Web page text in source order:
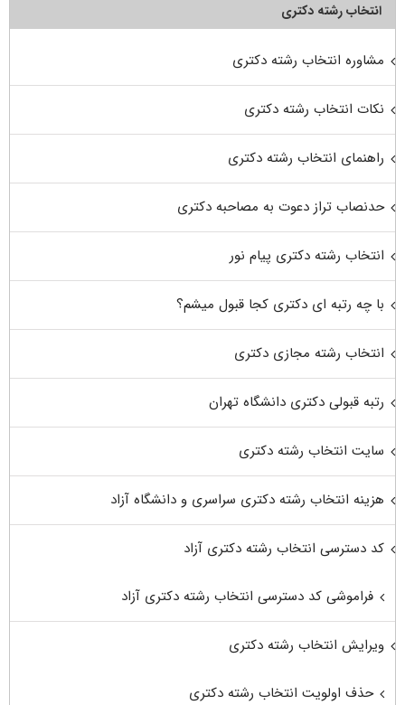
انتخاب رشته دکتری
مشاوره انتخاب رشته دکتری
نکات انتخاب رشته دکتری
راهنمای انتخاب رشته دکتری
حدنصاب تراز دعوت به مصاحبه دکتری
انتخاب رشته دکتری پیام نور
با چه رتبه ای دکتری کجا قبول میشم؟
انتخاب رشته مجازی دکتری
رتبه قبولی دکتری دانشگاه تهران
سایت انتخاب رشته دکتری
هزینه انتخاب رشته دکتری سراسری و دانشگاه آزاد
کد دسترسی انتخاب رشته دکتری آزاد
فراموشی کد دسترسی انتخاب رشته دکتری آزاد
ویرایش انتخاب رشته دکتری
حذف اولویت انتخاب رشته دکتری